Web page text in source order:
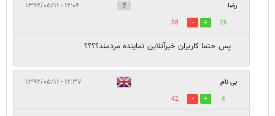
رضا ۱۲:۰۴ - ۱۳۹۲/۰۵/۱۱
26
38
پس حتما كاربران خبرآنلاين نماينده مردمند؟؟؟؟
بی نام ۱۲:۳۷ - ۱۳۹۲/۰۵/۱۱
4
42